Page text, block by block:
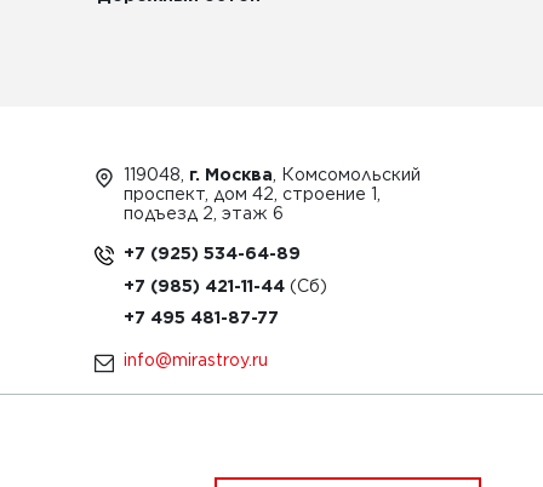
119048, г. Москва , Комсомольский
проспект, дом 42, строение 1,
подъезд 2, этаж 6
+7 (925) 534-64-89
+7 (985) 421-11-44
+7 495 481-87-77
info@mirastroy.ru